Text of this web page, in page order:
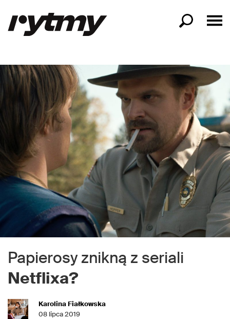
Papierosy znikną z seriali
Netflixa?
Karolina Fiałkowska
08 lipca 2019